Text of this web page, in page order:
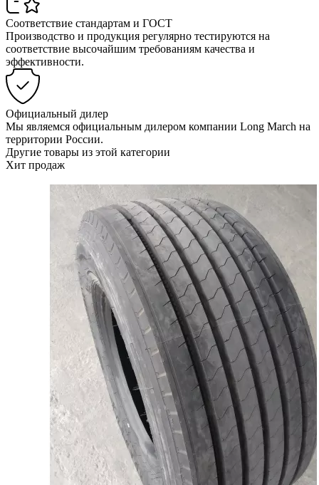
Соответствие стандартам и ГОСТ
Производство и продукция регулярно тестируются на
соответствие высочайшим требованиям качества и
эффективности.
Официальный дилер
Мы являемся официальным дилером компании Long March на
территории России.
Другие товары из этой категории
Хит продаж